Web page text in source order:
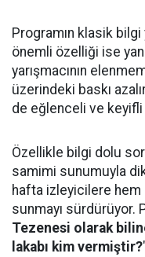
Programın klasik bilgi
önemli özelliği ise
yarışmacının
üzerindeki baskı
de eğlenceli ve keyifli
Özellikle bilgi dolu
samimi sunumuyla
hafta izleyicilere
sunmayı sürdürüyor.
Tezenesi olarak
lakabı kim vermiştir?